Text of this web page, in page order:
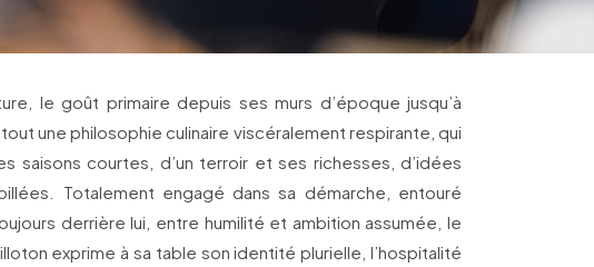
le goût primaire depuis ses murs d’époque jusqu’à
une philosophie culinaire viscéralement respirante, qui
saisons courtes, d’un terroir et ses richesses, d’idées
Totalement engagé dans sa démarche, entouré
derrière lui, entre humilité et ambition assumée, le
exprime à sa table son identité plurielle, l’hospitalité